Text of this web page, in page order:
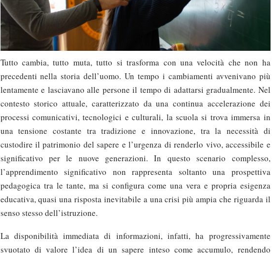
Tutto cambia, tutto muta, tutto si trasforma con una velocità che non ha
precedenti nella storia dell’uomo. Un tempo i cambiamenti avvenivano più
lentamente e lasciavano alle persone il tempo di adattarsi gradualmente. Nel
contesto storico attuale, caratterizzato da una continua accelerazione dei
processi comunicativi, tecnologici e culturali, la scuola si trova immersa in
una tensione costante tra tradizione e innovazione, tra la necessità di
custodire il patrimonio del sapere e l’urgenza di renderlo vivo, accessibile e
significativo per le nuove generazioni. In questo scenario complesso,
l’apprendimento significativo non rappresenta soltanto una prospettiva
pedagogica tra le tante, ma si configura come una vera e propria esigenza
educativa, quasi una risposta inevitabile a una crisi più ampia che riguarda il
senso stesso dell’istruzione.
La disponibilità immediata di informazioni, infatti, ha progressivamente
svuotato di valore l’idea di un sapere inteso come accumulo, rendendo